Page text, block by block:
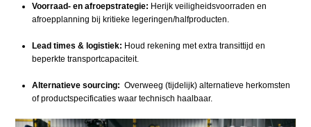
Voorraad- en afroepstrategie: Herijk veiligheidsvoorraden en
afroepplanning bij kritieke legeringen/halfproducten.
Lead times & logistiek: Houd rekening met extra transittijd en
beperkte transportcapaciteit.
Alternatieve sourcing: Overweeg (tijdelijk) alternatieve herkomsten
of productspecificaties waar technisch haalbaar.